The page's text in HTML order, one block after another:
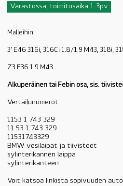
Varastossa, toimitusaika 1-3pv
Malleihin
3' E46 316i, 316Ci 1.8/1.9 M43, 318i,
Z3 E36 1.9 M43
Alkuperäinen tai Febin osa, sis.
Vertailunumerot
1153 1 743 329
11 53 1 743 329
11531743329
BMW vesilaipat ja tiivisteet
sylinterikannen laippa
sylinterikanteen
Voit katsoa linkistä sopivuuden